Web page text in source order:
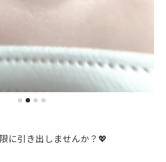
に引き出しませんか？💖